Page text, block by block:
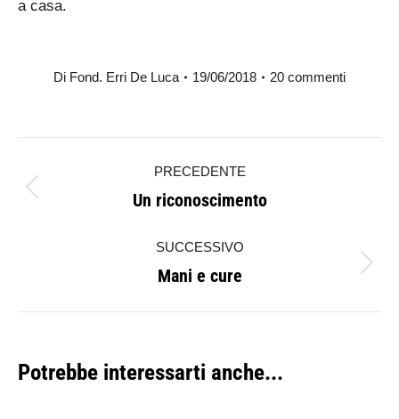
a casa.
Di Fond. Erri De Luca 19/06/2018 20 commenti
tra
PRECEDENTE
Post
Un riconoscimento
SUCCESSIVO
Prossimo
post:
Mani e cure
Potrebbe interessarti anche...